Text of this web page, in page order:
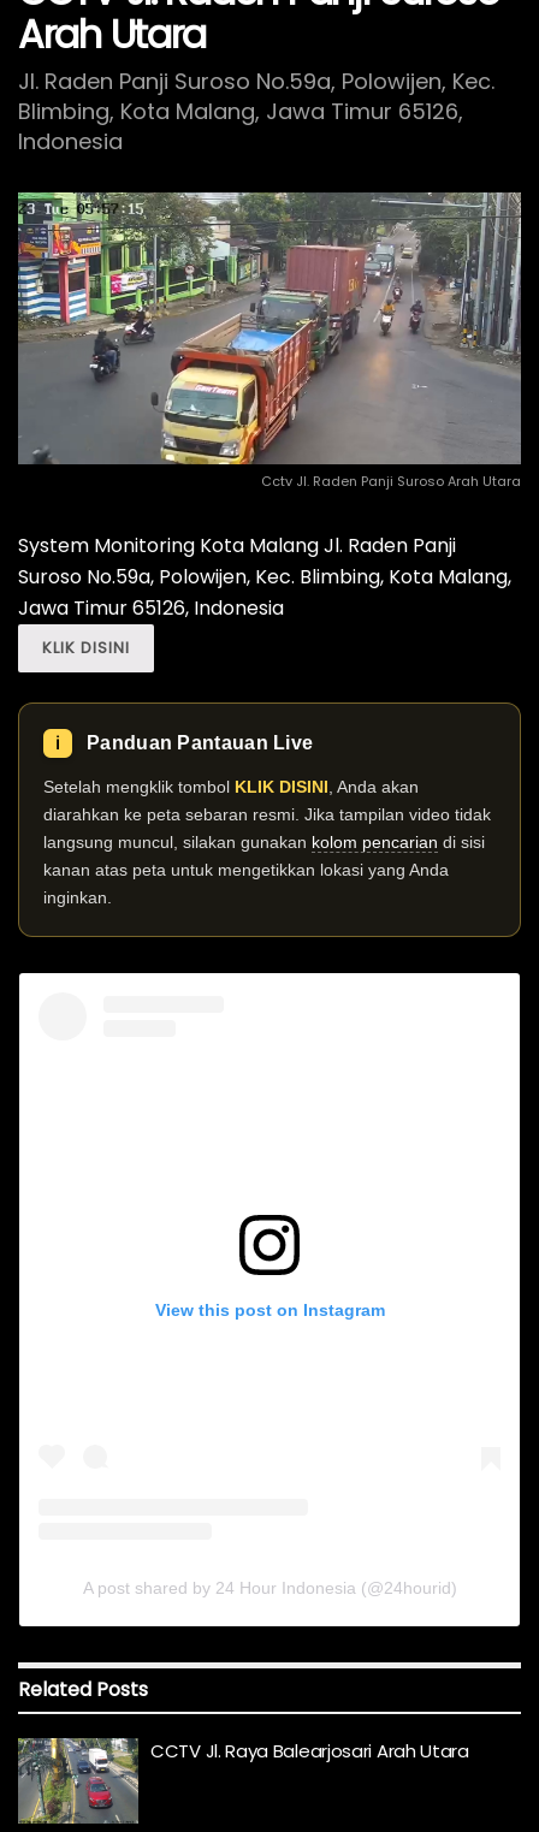
Arah Utara
Jl. Raden Panji Suroso No.59a, Polowijen, Kec.
Blimbing, Kota Malang, Jawa Timur 65126,
Indonesia
Cctv Jl. Raden Panji Suroso Arah Utara
System Monitoring Kota Malang Jl. Raden Panji
Suroso No.59a, Polowijen, Kec. Blimbing, Kota Malang,
Jawa Timur 65126, Indonesia
KLIK DISINI
ℹ️ Panduan Pantauan Live
Setelah mengklik tombol KLIK DISINI , Anda akan
diarahkan ke peta sebaran resmi. Jika tampilan video tidak
langsung muncul, silakan gunakan kolom pencarian di sisi
kanan atas peta untuk mengetikkan lokasi yang Anda
inginkan.
View this post on Instagram
A post shared by 24 Hour Indonesia (@24hourid)
Related Posts
CCTV Jl. Raya Balearjosari Arah Utara